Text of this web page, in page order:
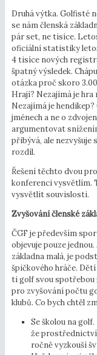
Druhá výtka. Golfisté
se nám členská
pár set, ne tisíce.
oficiální statistiky
4 tisíce nových
špatný výsledek.
otázka proč skoro
Hrají? Nezajímá je
Nezajímá je
jménech a ne o
argumentovat
přibývá, ale nezvyšuje
rozdíl.
Řešení těchto dvou
konferenci vysvětlím.
vysvětlit souvislosti.
Zvyšování členské
ČGF je především
objevuje pouze
základna malá, je
špičkového hráče.
ti golf svou spotřebou
pro zvyšování počtu
klubů. Co bych chtěl
Se školou na
že
ročně vyzkouší